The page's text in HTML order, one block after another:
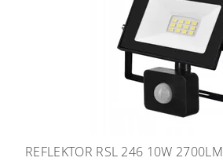
REFLEKTOR RSL 246 10W 2700LM